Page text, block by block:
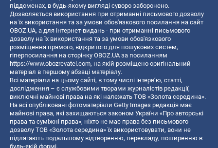
піддоменах, в будь-якому вигляді суворо заборонено.
Дозволяється використання при отриманні письмового дозволу
на їх використання та за умови обов'язкового посилання на сайт
OBOZ.UA, а для інтернет-видань - при отриманні письмового
дозволу на їх використання та за умови обов'язкового
розміщення прямого, відкритого для пошукових систем,
гіперпосилання на сторінку OBOZ.UA за посиланням
https://www.obozrevatel.com, на якій розміщено оригінальний
матеріал в першому абзаці матеріалу.
Всі матеріали на цьому сайті, в тому числі інтерв’ю, статті,
дослідження – є службовими творами журналістів редакції,
виключні майнові права на які належать ТОВ «Золота середина».
На всі опубліковані фотоматеріали Getty Images редакція має
майнові права, які захищаються законом України «Про авторські
права та суміжні права», ніхто не має права без письмового
дозволу ТОВ «Золота середина» їх використовувати, вони не
підлягають подальшому відтворенню, перекладу, поширенню в
будь-якій формі.